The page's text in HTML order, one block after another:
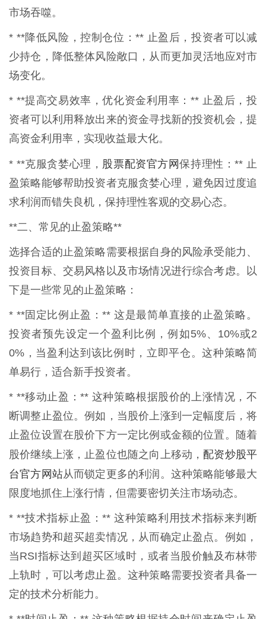
市场吞噬。
* **降低风险，控制仓位：** 止盈后，投资者可以减
少持仓，降低整体风险敞口，从而更加灵活地应对市
场变化。
* **提高交易效率，优化资金利用率：** 止盈后，投
资者可以利用释放出来的资金寻找新的投资机会，提
高资金利用率，实现收益最大化。
* **克服贪婪心理， 股票配资官方网保持理性：** 止
盈策略能够帮助投资者克服贪婪心理，避免因过度追
求利润而错失良机，保持理性客观的交易心态。
**二、常见的止盈策略**
选择合适的止盈策略需要根据自身的风险承受能力、
投资目标、交易风格以及市场情况进行综合考虑。以
下是一些常见的止盈策略：
* **固定比例止盈：** 这是最简单直接的止盈策略。
投资者预先设定一个盈利比例，例如5%、10%或2
0%，当盈利达到该比例时，立即平仓。这种策略简
单易行，适合新手投资者。
* **移动止盈：** 这种策略根据股价的上涨情况，不
断调整止盈位。例如，当股价上涨到一定幅度后，将
止盈位设置在股价下方一定比例或金额的位置。随着
股价继续上涨，止盈位也随之向上移动，配资炒股平
台官方网站从而锁定更多的利润。这种策略能够最大
限度地抓住上涨行情，但需要密切关注市场动态。
* **技术指标止盈：** 这种策略利用技术指标来判断
市场趋势和超买超卖情况，从而确定止盈点。例如，
当RSI指标达到超买区域时，或者当股价触及布林带
上轨时，可以考虑止盈。这种策略需要投资者具备一
定的技术分析能力。